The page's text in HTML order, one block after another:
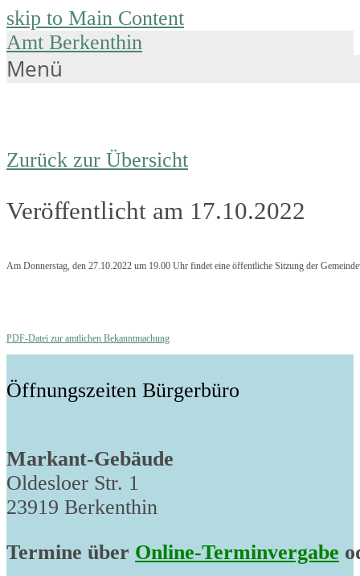
skip to Main Content
Amt Berkenthin
Menü
Zurück zur Übersicht
Veröffentlicht am 17.10.2022
Am Donnerstag, den 27.10.2022 um 19.00 Uhr findet eine öffentliche Sitzung der
PDF-Datei zur amtlichen Bekanntmachung
Öffnungszeiten Bürgerbüro
Markant-Gebäude
Oldesloer Str. 1
23919 Berkenthin
Termine über Online-Terminvergabe